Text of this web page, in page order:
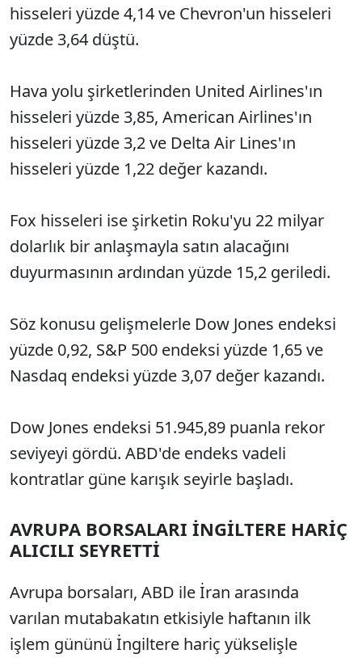
hisseleri yüzde 4,14 ve Chevron'un hisseleri
yüzde 3,64 düştü.
Hava yolu şirketlerinden United Airlines'ın
hisseleri yüzde 3,85, American Airlines'ın
hisseleri yüzde 3,2 ve Delta Air Lines'ın
hisseleri yüzde 1,22 değer kazandı.
Fox hisseleri ise şirketin Roku'yu 22 milyar
dolarlık bir anlaşmayla satın alacağını
duyurmasının ardından yüzde 15,2 geriledi.
Söz konusu gelişmelerle Dow Jones endeksi
yüzde 0,92, S&P 500 endeksi yüzde 1,65 ve
Nasdaq endeksi yüzde 3,07 değer kazandı.
Dow Jones endeksi 51.945,89 puanla rekor
seviyeyi gördü. ABD'de endeks vadeli
kontratlar güne karışık seyirle başladı.
AVRUPA BORSALARI İNGİLTERE HARİÇ
ALICILI SEYRETTİ
Avrupa borsaları, ABD ile İran arasında
varılan mutabakatın etkisiyle haftanın ilk
işlem gününü İngiltere hariç yükselişle